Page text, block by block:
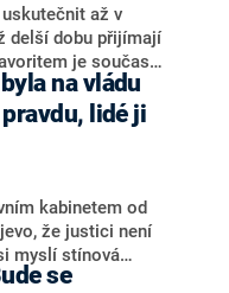
s odchodem
Česko není
uskutečnit až v
delší dobu přijímají
je současná
pak bookmakeři
premiéra
Karla Havlíčka.
je poslanec za
Kubáček nicméně
zmíněné trojice
koalice dosud
konkurovat.
na vládu
lidé ji
kabinetem od
že justici není
myslí stínová
V